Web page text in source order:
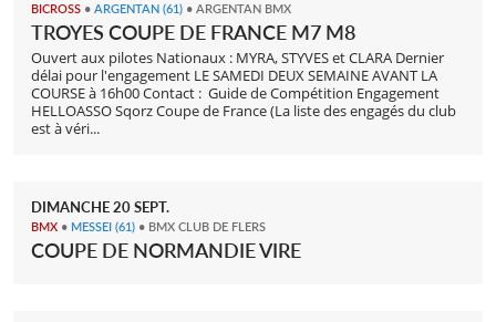
BICROSS • ARGENTAN (61) • ARGENTAN BMX
TROYES COUPE DE FRANCE M7 M8
Ouvert aux pilotes Nationaux : MYRA, STYVES et CLARA Dernier
délai pour l'engagement LE SAMEDI DEUX SEMAINE AVANT LA
COURSE à 16h00 Contact : Guide de Compétition Engagement
HELLOASSO Sqorz Coupe de France (La liste des engagés du club
est à véri...
DIMANCHE20SEPT.
BMX • MESSEI (61) • BMX CLUB DE FLERS
COUPE DE NORMANDIE VIRE